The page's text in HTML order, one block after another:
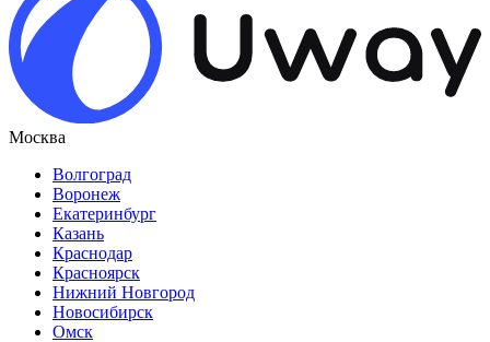
Москва
Волгоград
Воронеж
Екатеринбург
Казань
Краснодар
Красноярск
Нижний Новгород
Новосибирск
Омск